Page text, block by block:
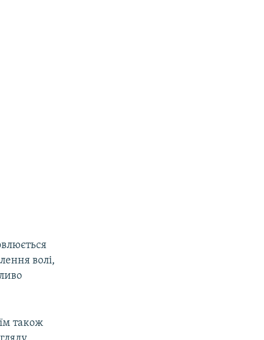
волі,
також